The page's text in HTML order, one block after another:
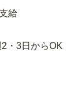
給
・3日からOK